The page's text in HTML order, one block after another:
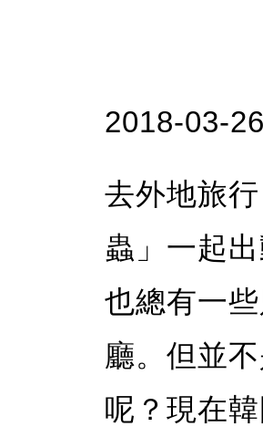
2018-03-
去外地旅
蟲」一起
也總有一
廳。但並
呢？現在